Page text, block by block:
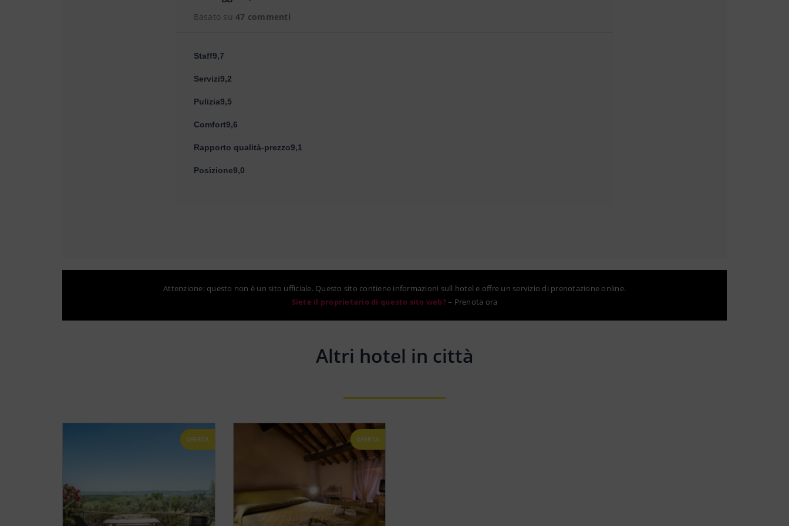
Basato su47 commenti
Staff9,7
Servizi9,2
Pulizia9,5
Comfort9,6
Rapporto qualità-prezzo9,1
Posizione9,0
Attenzione: questo non è un sito ufficiale. Questo sito contiene informazioni sull hotel e offre un servizio di prenotazione online.
Siete il proprietario di questo sito web?– Prenota ora
Altri hotel in città
OFERTA OFERTA